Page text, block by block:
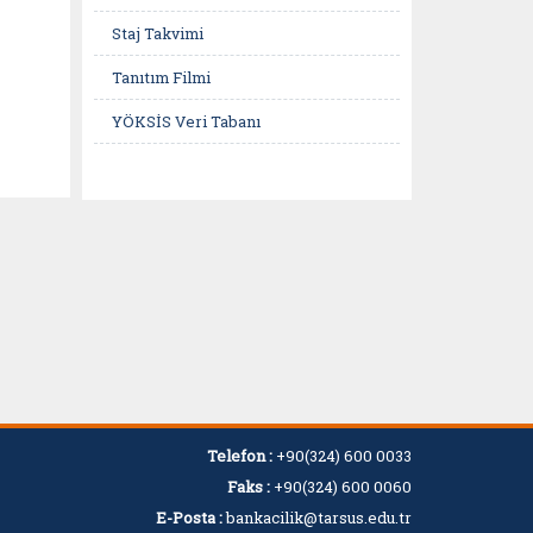
Staj Takvimi
Tanıtım Filmi
YÖKSİS Veri Tabanı
Telefon : +90(324) 600 0033
Faks : +90(324) 600 0060
E-Posta :bankacilik@tarsus.edu.tr